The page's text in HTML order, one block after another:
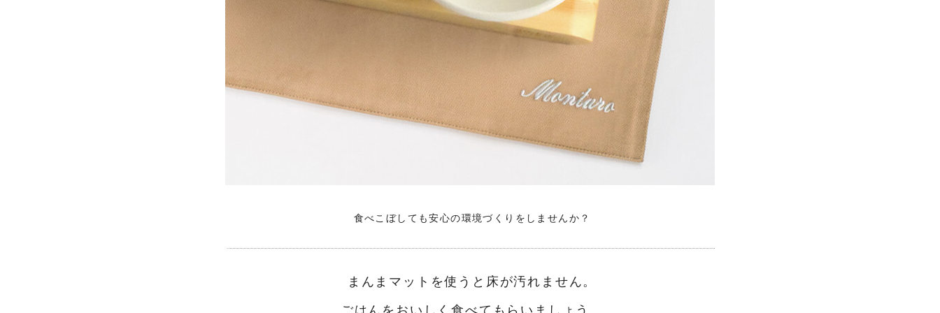
食べこぼしても安心の環境づくりをしませんか？
まんまマットを使うと床が汚れません。
ごはんをおいしく食べてもらいましょう。